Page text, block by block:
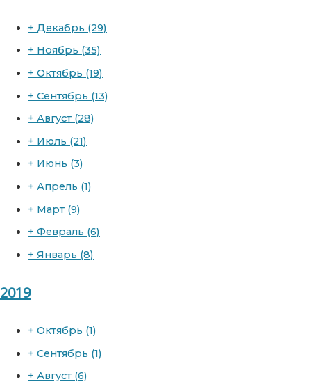
+ Декабрь (29)
+ Ноябрь (35)
+ Октябрь (19)
+ Сентябрь (13)
+ Август (28)
+ Июль (21)
+ Июнь (3)
+ Апрель (1)
+ Март (9)
+ Февраль (6)
+ Январь (8)
2019
+ Октябрь (1)
+ Сентябрь (1)
+ Август (6)